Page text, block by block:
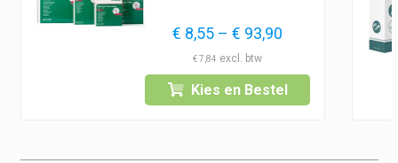
€ 8,55 – € 93,90
tot
€ 93,90
€7,84
Kies en Bestel